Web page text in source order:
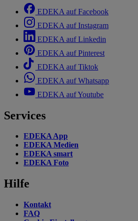
EDEKA auf Facebook
EDEKA auf Instagram
EDEKA auf Linkedin
EDEKA auf Pinterest
EDEKA auf Tiktok
EDEKA auf Whatsapp
EDEKA auf Youtube
Services
EDEKA App
EDEKA Medien
EDEKA smart
EDEKA Foto
Hilfe
Kontakt
FAQ